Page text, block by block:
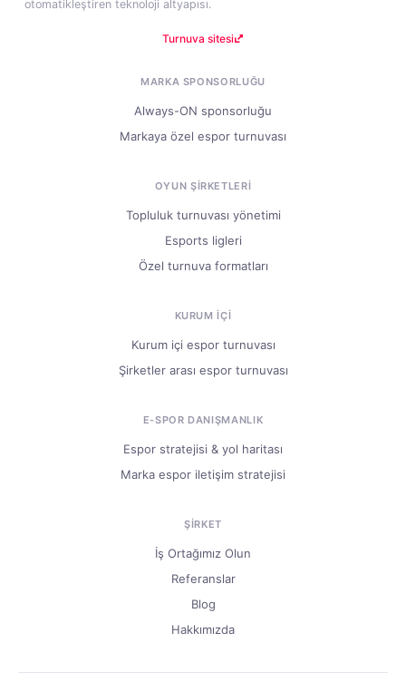
otomatikleştiren teknoloji altyapısı.
Turnuva sitesi
MARKA SPONSORLUĞU
Always-ON sponsorluğu
Markaya özel espor turnuvası
OYUN ŞIRKETLERI
Topluluk turnuvası yönetimi
Esports ligleri
Özel turnuva formatları
KURUM IÇI
Kurum içi espor turnuvası
Şirketler arası espor turnuvası
E-SPOR DANIŞMANLIK
Espor stratejisi & yol haritası
Marka espor iletişim stratejisi
ŞIRKET
İş Ortağımız Olun
Referanslar
Blog
Hakkımızda